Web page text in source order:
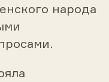
народа